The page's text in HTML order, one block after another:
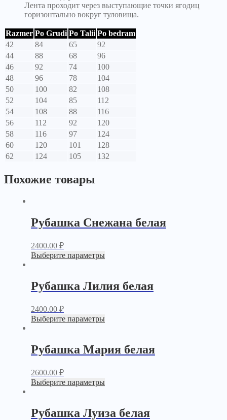
Лента проходит через выступающие точки ягодиц
горизонтально вокруг туловища.
Razmer Po Grudi Po Talii Po bedram
42
84 65
92
44
88 68
96
46
92 74
100
48
96 78
104
50
100 82
108
52
104 85
112
54
108 88
116
56
112 92
120
58
116 97
124
60
120 101
128
62
124 105 132
Похожие товары
Рубашка Снежана белая
2400.00 ₽
Выберите параметры
Рубашка Лилия белая
2400.00 ₽
Выберите параметры
Рубашка Мария белая
2600.00 ₽
Выберите параметры
Рубашка Луиза белая